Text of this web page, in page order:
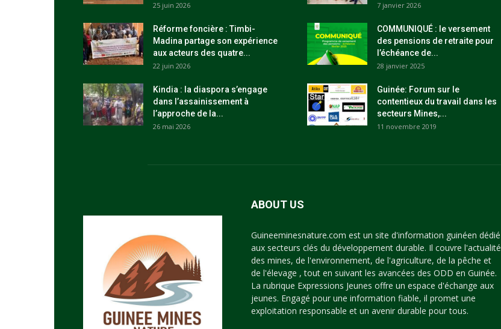
25 juin 2026
Réforme foncière : Timbi-
Madina partage son expérience
aux acteurs des quatre...
22 juin 2026
Kindia : la diaspora s’engage
dans l’assainissement à
l’approche de la...
26 mai 2026
7 janvier 2026
COMMUNIQUÉ : le versement
des pensions de retraite pour
l’échéance de...
28 janvier 2025
Guinée: Forum sur le
contentieux du travail dans les
secteurs Mines,...
11 novembre 2019
ABOUT US
Guineeminesnature.com est un site d'information guinéen dédié
aux secteurs clés du développement durable. Il couvre l'actualité
des mines, de l'environnement, de l'agriculture, de la pêche et
de l'élevage , tout en suivant les avancées des ODD en Guinée.
La rubrique Expressions Jeunes offre un espace d'échange aux
jeunes. Engagé pour une information fiable, il promet une
exploitation responsable et un avenir durable pour tous.